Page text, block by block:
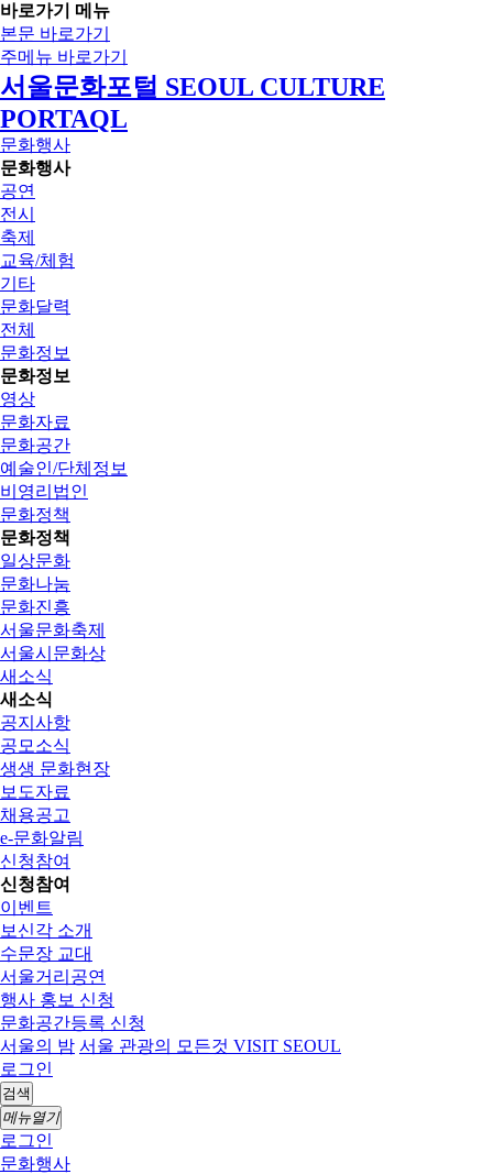
바로가기 메뉴
본문 바로가기
주메뉴 바로가기
서울문화포털 SEOUL CULTURE
PORTAQL
문화행사
문화행사
공연
전시
축제
교육/체험
기타
문화달력
전체
문화정보
문화정보
영상
문화자료
문화공간
예술인/단체정보
비영리법인
문화정책
문화정책
일상문화
문화나눔
문화진흥
서울문화축제
서울시문화상
새소식
새소식
공지사항
공모소식
생생 문화현장
보도자료
채용공고
e-문화알림
신청참여
신청참여
이벤트
보신각 소개
수문장 교대
서울거리공연
행사 홍보 신청
문화공간등록 신청
서울의 밤 서울 관광의 모든것 VISIT SEOUL
로그인
검색
메뉴열기
로그인
문화행사